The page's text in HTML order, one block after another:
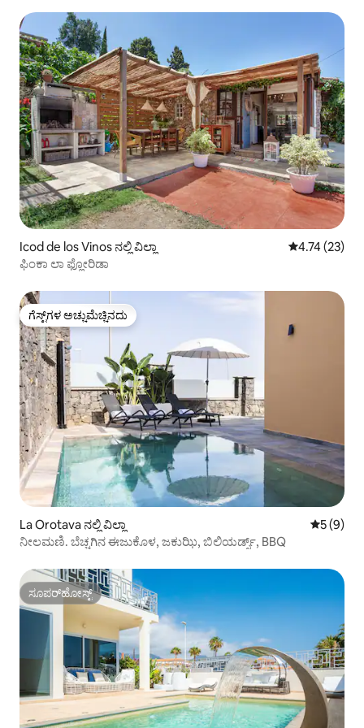
Icod de los Vinos ನಲ್ಲಿ ವಿಲ್ಲಾ 5 ರಲ್ಲಿ 4.74
4.74 (23)
ಫಿಂಕಾ ಲಾ ಫ್ಲೋರಿಡಾ
ಗೆಸ್ಟ್‌ಗಳ ಅಚ್ಚುಮೆಚ್ಚಿನದು
ಗೆಸ್ಟ್‌ಗಳ ಅಚ್ಚುಮೆಚ್ಚಿನದು
La Orotava ನಲ್ಲಿ ವಿಲ್ಲಾ 5 ರಲ್ಲಿ 5
5 (9)
ನೀಲಮಣಿ. ಬೆಚ್ಚಗಿನ ಈಜುಕೊಳ, ಜಕುಝಿ, ಬಿಲಿಯರ್ಡ್ಸ್, BBQ
ಸೂಪರ್‌ಹೋಸ್ಟ್
ಸೂಪರ್‌ಹೋಸ್ಟ್